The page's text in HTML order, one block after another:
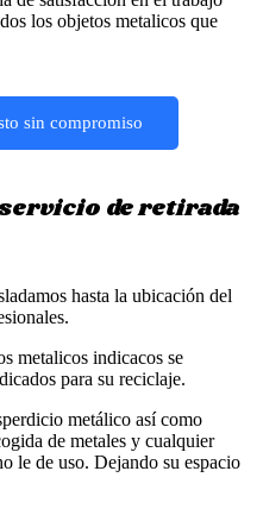
los objetos metalicos que
sin compromiso
de retirada
hasta la ubicación del
metalicos indicacos se
para su reciclaje.
metálico así como
de metales y cualquier
le de uso. Dejando su espacio